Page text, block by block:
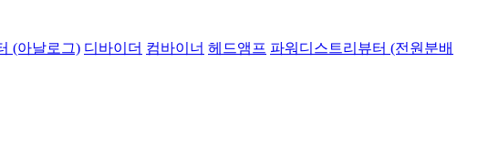
(아날로그) 디바이더 컴바이너 헤드앰프 파워디스트리뷰터 (전원분배